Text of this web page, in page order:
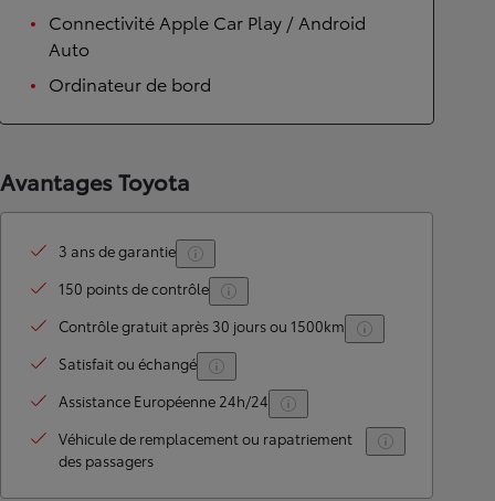
Connectivité Apple Car Play / Android
Auto
Ordinateur de bord
Avantages Toyota
3 ans de garantie
150 points de contrôle
Contrôle gratuit après 30 jours ou 1500km
Satisfait ou échangé
Assistance Européenne 24h/24
Véhicule de remplacement ou rapatriement
des passagers